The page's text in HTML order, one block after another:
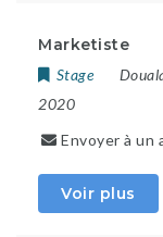
Marketiste
Stage
2020
Envoyer à un
Voir plus